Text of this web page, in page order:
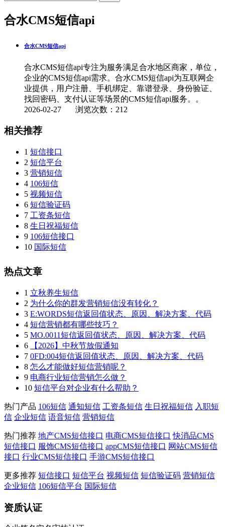
合水CMS短信api
合水CMS短信api
合水CMS短信api专注为服务满足合水地区商家，单位，
企业的CMS短信api需求。合水CMS短信api为互联网企
业提供，用户注册、手机绑定、靠谱登录、身份验证、
找回密码、支付认证等场景的CMS短信api服务。。
2026-02-27 浏览次数：212
相关推荐
1 短信接口
2 短信平台
3 营销短信
4 106短信
5 视频短信
6 短信验证码
7 工资条短信
8 生日祝福短信
9 106短信接口
10 国际短信
热点文章
1 立秋养生短信
2 为什么你的群发营销短信没有转化？
3 E:WORDS短信返回值状态、原因、解决方案、代码
4 短信营销都有哪些技巧？
5 MO.0011短信返回值状态、原因、解决方案、代码
6
【2026】中秋节放假通知
7 0FD:004短信返回值状态、原因、解决方案、代码
8 怎么才能做好短信营销呢？
9 电商行业短信营销怎么做？
10 短信平台对企业有什么帮助？
热门产品 106短信 通知短信 工资条短信 生日祝福短信 入职短
信 企业短信 语音短信 营销短信
热门推荐 地产CMS短信接口 电商CMS短信接口 快消品CMS
短信接口 服饰CMS短信接口 appCMS短信接口 网站CMS短信
接口 行业CMS短信接口 手游CMS短信接口
更多推荐 短信接口 短信平台 视频短信 短信验证码 营销短信
企业短信 106短信平台 国际短信
资质认证